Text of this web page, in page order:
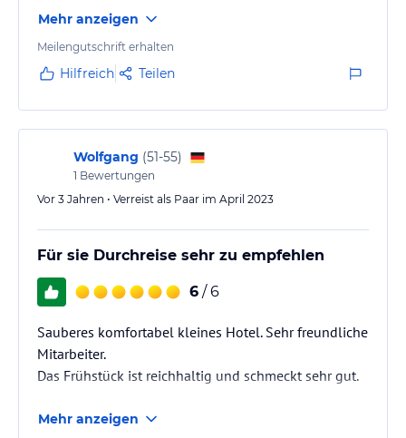
Mehr anzeigen
Meilengutschrift erhalten
Hilfreich Teilen
Wolfgang (51-55)
1 Bewertungen
Vor 3 Jahren • Verreist als Paar im April 2023
Für sie Durchreise sehr zu empfehlen
6 / 6
Sauberes komfortabel kleines Hotel. Sehr freundliche
Mitarbeiter.
Das Frühstück ist reichhaltig und schmeckt sehr gut.
Mehr anzeigen